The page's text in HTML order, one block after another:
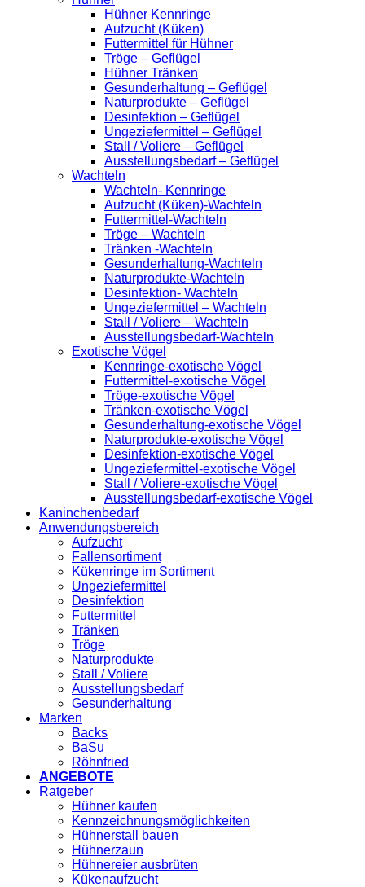
Hühner Kennringe
Aufzucht (Küken)
Futtermittel für Hühner
Tröge – Geflügel
Hühner Tränken
Gesunderhaltung – Geflügel
Naturprodukte – Geflügel
Desinfektion – Geflügel
Ungeziefermittel – Geflügel
Stall / Voliere – Geflügel
Ausstellungsbedarf – Geflügel
Wachteln
Wachteln- Kennringe
Aufzucht (Küken)-Wachteln
Futtermittel-Wachteln
Tröge – Wachteln
Tränken -Wachteln
Gesunderhaltung-Wachteln
Naturprodukte-Wachteln
Desinfektion- Wachteln
Ungeziefermittel – Wachteln
Stall / Voliere – Wachteln
Ausstellungsbedarf-Wachteln
Exotische Vögel
Kennringe-exotische Vögel
Futtermittel-exotische Vögel
Tröge-exotische Vögel
Tränken-exotische Vögel
Gesunderhaltung-exotische Vögel
Naturprodukte-exotische Vögel
Desinfektion-exotische Vögel
Ungeziefermittel-exotische Vögel
Stall / Voliere-exotische Vögel
Ausstellungsbedarf-exotische Vögel
Kaninchenbedarf
Anwendungsbereich
Aufzucht
Fallensortiment
Kükenringe im Sortiment
Ungeziefermittel
Desinfektion
Futtermittel
Tränken
Tröge
Naturprodukte
Stall / Voliere
Ausstellungsbedarf
Gesunderhaltung
Marken
Backs
BaSu
Röhnfried
ANGEBOTE
Ratgeber
Hühner kaufen
Kennzeichnungsmöglichkeiten
Hühnerstall bauen
Hühnerzaun
Hühnereier ausbrüten
Kükenaufzucht